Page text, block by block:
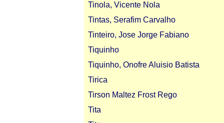
Tinola, Vicente Nola
Tintas, Serafim Carvalho
Tinteiro, Jose Jorge Fabiano
Tiquinho
Tiquinho, Onofre Aluisio Batista
Tirica
Tirson Maltez Frost Rego
Tita